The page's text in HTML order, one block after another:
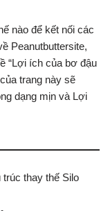
nào để kết nối các
Peanutbuttersite,
“Lợi ích của bơ đậu
trang này sẽ
dạng mịn và Lợi
thay thế Silo